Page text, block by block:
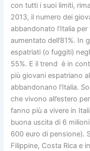
con tutti i suoi limiti,
2013, il numero dei
abbandonato l’Italia
aumentato dell’81%. In
espatriati (o fuggiti)
55%. E il trend è in
più giovani espatriano
abbandonano l’Italia.
che vivono all’estero
fanno più a vivere in
buona uscita di 6
600 euro di pensione).
Filippine, Costa Rica e